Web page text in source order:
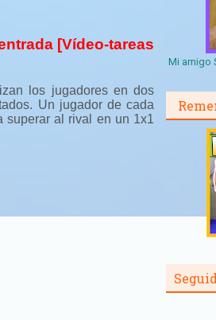
[Vídeo-tareas
los jugadores en dos
Un jugador de cada
superar al rival en un 1x1
Mi amigo